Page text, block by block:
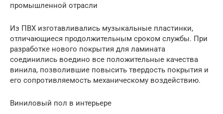
промышленной отрасли
Из ПВХ изготавливались музыкальные пластинки,
отличающиеся продолжительным сроком службы. При
разработке нового покрытия для ламината
соединились воедино все положительные качества
винила, позволившие повысить твердость покрытия и
его сопротивляемость механическому воздействию.
Виниловый пол в интерьере